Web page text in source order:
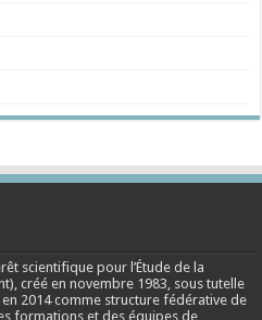
scientifique pour l’Étude de la
créé ennovembre 1983 , sous tutelle
en 2014 comme structure fédérative de
formations et des équipes de